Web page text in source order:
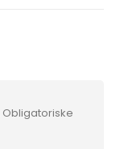
Obligatoriske